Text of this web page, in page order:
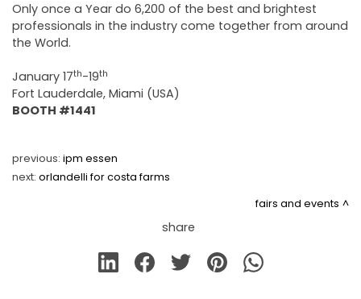
Only once a Year do 6,200 of the best and brightest
professionals in the industry come together from around
the World.
January 17th-19th
Fort Lauderdale, Miami (USA)
BOOTH #1441
previous: ipm essen
next: orlandelli for costa farms
fairs and events
share